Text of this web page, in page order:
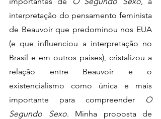
interpretação do pensamento feminista
de Beauvoir que predominou nos EUA
(e que influenciou a interpretação no
Brasil e em outros países), cristalizou a
relação entre Beauvoir e o
existencialismo como única e mais
importante para compreender
O
Segundo Sexo. Minha proposta de